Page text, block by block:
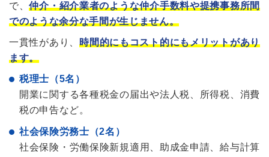
で、仲介・紹介業者のような仲介手数料や提携事務所間
でのような余分な手間が生じません。
一貫性があり、時間的にもコスト的にもメリットがあり
ます。
税理士（5名）
開業に関する各種税金の届出や法人税、所得税、消費
税の申告など。
社会保険労務士（2名）
社会保険・労働保険新規適用、助成金申請、給与計算